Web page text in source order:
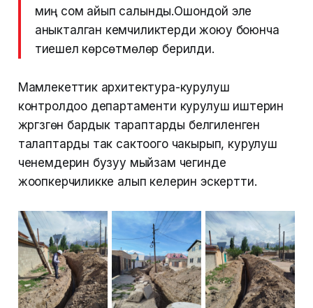
миң сом айып салынды.Ошондой эле
аныкталган кемчиликтерди жоюу боюнча
тиешелүү көрсөтмөлөр берилди.
Мамлекеттик архитектура-курулуш
контролдоо департаменти курулуш иштерин
жүргүзгөн бардык тараптарды белгиленген
талаптарды так сактоого чакырып, курулуш
ченемдерин бузуу мыйзам чегинде
жоопкерчиликке алып келерин эскертти.